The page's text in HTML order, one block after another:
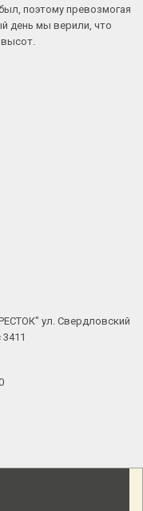
поэтому превозмогая
день мы верили, что
ул. Свердловский